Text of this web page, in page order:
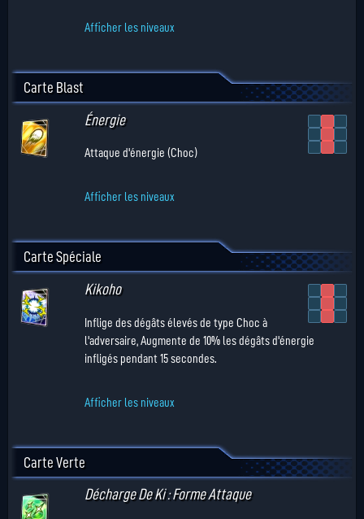
Afficher les niveaux
Carte Blast
Énergie
Attaque d'énergie (Choc)
Afficher les niveaux
Carte Spéciale
Kikoho
Inflige des dégâts élevés de type Choc à
l'adversaire, Augmente de 10% les dégâts d'énergie
infligés pendant 15 secondes.
Afficher les niveaux
Carte Verte
Décharge De Ki : Forme Attaque